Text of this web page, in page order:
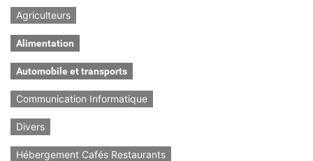
Agriculteurs
Alimentation
Automobile et transports
Communication Informatique
Divers
Hébergement Cafés Restaurants